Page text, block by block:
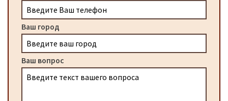
Ваш город
Ваш вопрос